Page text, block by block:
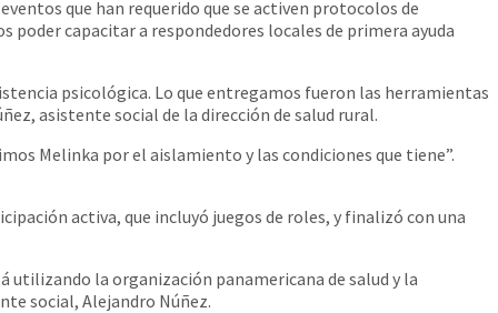
que han requerido que se activen protocolos de
poder capacitar a respondedores locales de primera ayuda
psicológica. Lo que entregamos fueron las herramientas
asistente social de la dirección de salud rural.
Melinka por el aislamiento y las condiciones que tiene”.
activa, que incluyó juegos de roles, y finalizó con una
utilizando la organización panamericana de salud y la
social, Alejandro Núñez.